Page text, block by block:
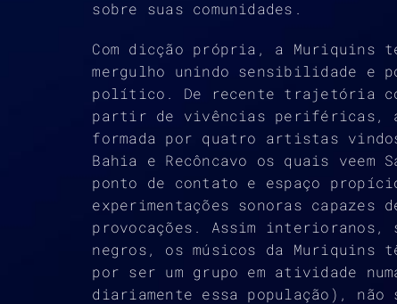
sobre suas comunidades.
Com dicção própria, a Muriquins
mergulho unindo sensibilidade e
político. De recente trajetória
partir de vivências periféricas, a
formada por quatro artistas
Bahia e Recôncavo os quais veem
ponto de contato e espaço
experimentações sonoras capazes
provocações. Assim interioranos,
negros, os músicos da Muriquins
por ser um grupo em atividade
diariamente essa população),